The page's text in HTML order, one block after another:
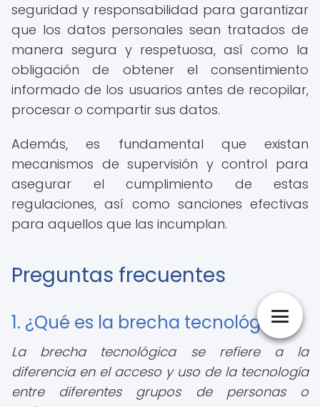
seguridad y responsabilidad para garantizar
que los datos personales sean tratados de
manera segura y respetuosa, así como la
obligación de obtener el consentimiento
informado de los usuarios antes de recopilar,
procesar o compartir sus datos.
Además, es fundamental que existan
mecanismos de supervisión y control para
asegurar el cumplimiento de estas
regulaciones, así como sanciones efectivas
para aquellos que las incumplan.
Preguntas frecuentes
1. ¿Qué es la brecha tecnológica?
La brecha tecnológica se refiere a la
diferencia en el acceso y uso de la tecnología
entre diferentes grupos de personas o